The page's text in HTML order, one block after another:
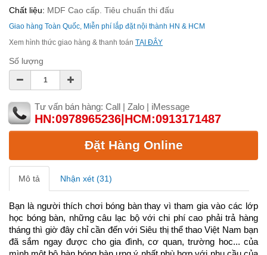
Chất liệu: MDF Cao cấp. Tiêu chuẩn thi đấu
Giao hàng Toàn Quốc, Miễn phí lắp đặt nội thành HN & HCM
Xem hình thức giao hàng & thanh toán TẠI ĐÂY
Số lượng
Tư vấn bán hàng: Call | Zalo | iMessage
HN:0978965236|HCM:0913171487
Đặt Hàng Online
Mô tả Nhận xét (31)
Bạn là người thích chơi bóng bàn thay vì tham gia vào các lớp
học bóng bàn, những câu lạc bộ với chi phí cao phải trả hàng
tháng thì giờ đây chỉ cần đến với Siêu thị thể thao Việt Nam bạn
đã sắm ngay được cho gia đình, cơ quan, trường hoc... của